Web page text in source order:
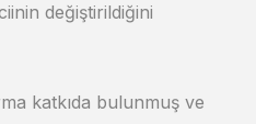
değiştirildiğini
katkıda bulunmuş ve